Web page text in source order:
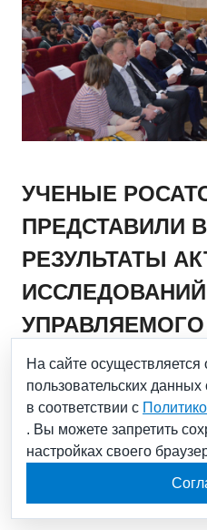
УЧЕНЫЕ
ПРЕДСТАВИЛИ
РЕЗУЛЬТАТЫ
УПРАВЛЯЕМОГО
22.03.2024
плазмы и управляемому
было представлено
На сайте осуществляется
пользовательских
в соответствии с
. Вы можете запретить
настройках своего